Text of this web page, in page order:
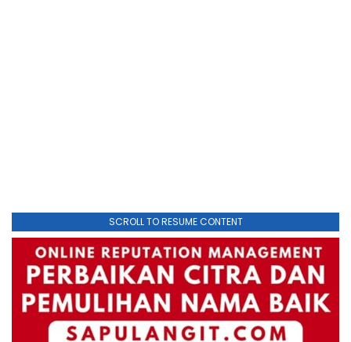
SCROLL TO RESUME CONTENT